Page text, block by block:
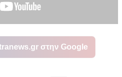
στην Google